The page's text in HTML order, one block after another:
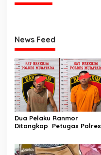
News Feed
Dua Pelaku Ranmor
Ditangkap Petugas Polres